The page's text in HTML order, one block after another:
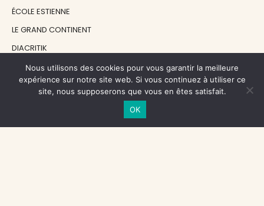
ÉCOLE ESTIENNE
LE GRAND CONTINENT
DIACRITIK
EN ATTENDANT NADEAU
Nous utilisons des cookies pour vous garantir la meilleure
expérience sur notre site web. Si vous continuez à utiliser ce
site, nous supposerons que vous en êtes satisfait.
OK